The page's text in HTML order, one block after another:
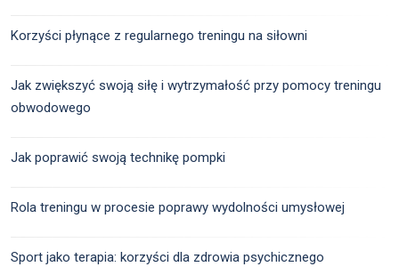
Korzyści płynące z regularnego treningu na siłowni
Jak zwiększyć swoją siłę i wytrzymałość przy pomocy treningu
obwodowego
Jak poprawić swoją technikę pompki
Rola treningu w procesie poprawy wydolności umysłowej
Sport jako terapia: korzyści dla zdrowia psychicznego